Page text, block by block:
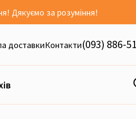
Дякуємо за розуміння!
доставкиКонтакти(093) 886-